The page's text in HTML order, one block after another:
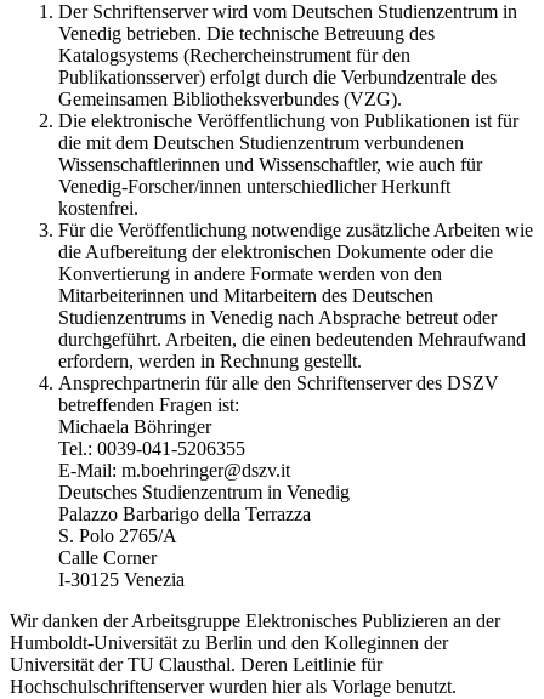
Der Schriftenserver wird vom Deutschen Studienzentrum in
Venedig betrieben. Die technische Betreuung des
Katalogsystems (Rechercheinstrument für den
Publikationsserver) erfolgt durch die Verbundzentrale des
Gemeinsamen Bibliotheksverbundes (VZG).
Die elektronische Veröffentlichung von Publikationen ist für
die mit dem Deutschen Studienzentrum verbundenen
Wissenschaftlerinnen und Wissenschaftler, wie auch für
Venedig-Forscher/innen unterschiedlicher Herkunft
kostenfrei.
Für die Veröffentlichung notwendige zusätzliche Arbeiten wie
die Aufbereitung der elektronischen Dokumente oder die
Konvertierung in andere Formate werden von den
Mitarbeiterinnen und Mitarbeitern des Deutschen
Studienzentrums in Venedig nach Absprache betreut oder
durchgeführt. Arbeiten, die einen bedeutenden Mehraufwand
erfordern, werden in Rechnung gestellt.
Ansprechpartnerin für alle den Schriftenserver des DSZV
betreffenden Fragen ist:
Michaela Böhringer
Tel.: 0039-041-5206355
E-Mail: m.boehringer@dszv.it
Deutsches Studienzentrum in Venedig
Palazzo Barbarigo della Terrazza
S. Polo 2765/A
Calle Corner
I-30125 Venezia
Wir danken der Arbeitsgruppe Elektronisches Publizieren an der
Humboldt-Universität zu Berlin und den Kolleginnen der
Universität der TU Clausthal. Deren Leitlinie für
Hochschulschriftenserver wurden hier als Vorlage benutzt.